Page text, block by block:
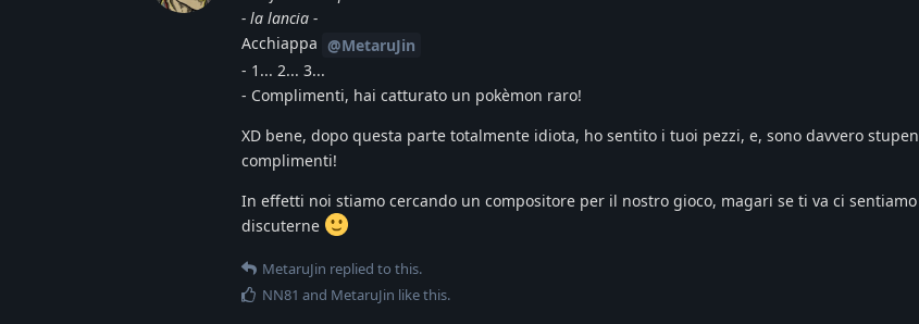
- la lancia -
Acchiappa @MetaruJin
- 1... 2... 3...
- Complimenti, hai catturato un pokèmon raro!
XD bene, dopo questa parte totalmente idiota, ho sentito i tuoi pezzi, e, sono davvero
complimenti!
In effetti noi stiamo cercando un compositore per il nostro gioco, magari se ti va ci
discuterne
MetaruJin replied to this.
NN81 and MetaruJin like this.